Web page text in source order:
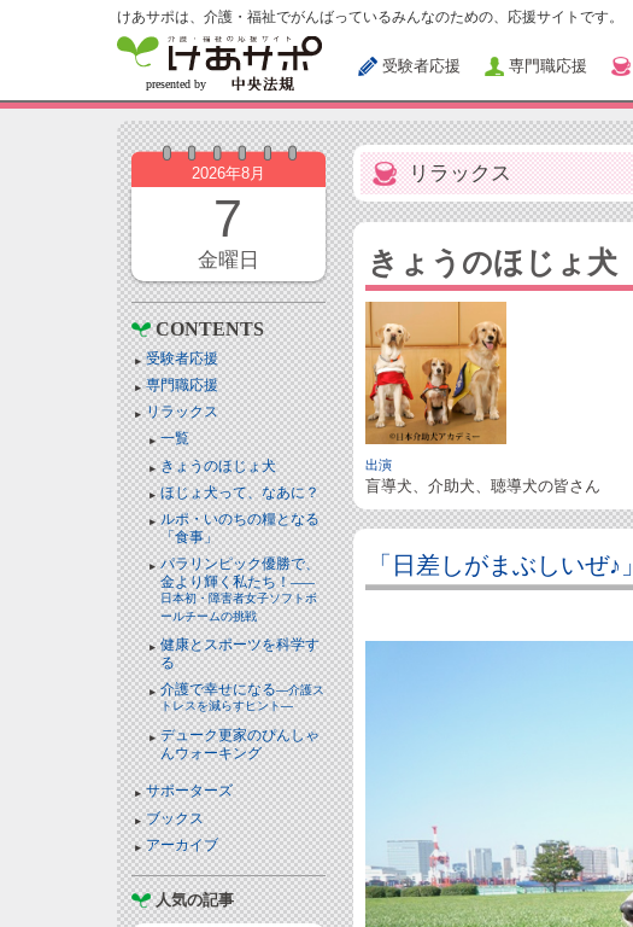
けあサポは、介護・福祉でがんばっているみんなのための、応援サイトです。
受験者応援 専門職応援
2026年8月
7
金曜日
CONTENTS
受験者応援
専門職応援
リラックス
一覧
きょうのほじょ犬
ほじょ犬って、なあに？
ルポ・いのちの糧となる
「食事」
パラリンピック優勝で、
金より輝く私たち！――
日本初・障害者女子ソフトボ
ールチームの挑戦
健康とスポーツを科学す
る
介護で幸せになる―介護ス
トレスを減らすヒント―
デューク更家のぴんしゃ
んウォーキング
サポーターズ
ブックス
アーカイブ
人気の記事
リラックス
きょうのほじょ犬
出演
盲導犬、介助犬、聴導犬の皆さん
「日差しがまぶしいぜ♪」